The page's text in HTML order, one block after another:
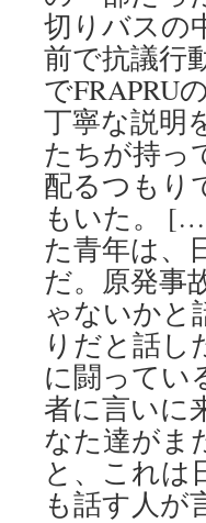
切りバスの
前で抗議行
でFRAPRU
丁寧な説明
たちが持っ
配るつもり
もいた。
た青年は、
だ。原発事
ゃないかと
りだと話し
に闘ってい
者に言いに
なた達がま
と、これは
も話す人